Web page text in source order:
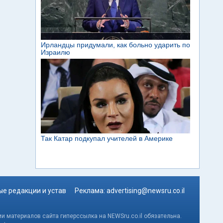
редакции и устав Реклама: advertising@newsru.co.il
сайта гиперссылка на NEWSru.co.il обязательна.